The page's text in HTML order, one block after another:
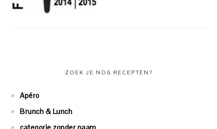
ZOEK JE NOG RECEPTEN?
Apéro
Brunch & Lunch